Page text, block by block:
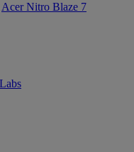
Acer Nitro Blaze 7